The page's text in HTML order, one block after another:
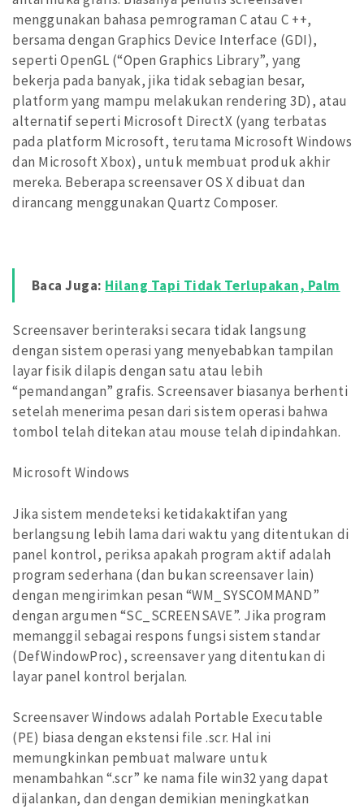
menggunakan bahasa pemrograman C atau C ++,
bersama dengan Graphics Device Interface (GDI),
seperti OpenGL (“Open Graphics Library”, yang
bekerja pada banyak, jika tidak sebagian besar,
platform yang mampu melakukan rendering 3D), atau
alternatif seperti Microsoft DirectX (yang terbatas
pada platform Microsoft, terutama Microsoft Windows
dan Microsoft Xbox), untuk membuat produk akhir
mereka. Beberapa screensaver OS X dibuat dan
dirancang menggunakan Quartz Composer.
Baca Juga: Hilang Tapi Tidak Terlupakan, Palm
Screensaver berinteraksi secara tidak langsung
dengan sistem operasi yang menyebabkan tampilan
layar fisik dilapis dengan satu atau lebih
“pemandangan” grafis. Screensaver biasanya berhenti
setelah menerima pesan dari sistem operasi bahwa
tombol telah ditekan atau mouse telah dipindahkan.
Microsoft Windows
Jika sistem mendeteksi ketidakaktifan yang
berlangsung lebih lama dari waktu yang ditentukan di
panel kontrol, periksa apakah program aktif adalah
program sederhana (dan bukan screensaver lain)
dengan mengirimkan pesan “WM_SYSCOMMAND”
dengan argumen “SC_SCREENSAVE”. Jika program
memanggil sebagai respons fungsi sistem standar
(DefWindowProc), screensaver yang ditentukan di
layar panel kontrol berjalan.
Screensaver Windows adalah Portable Executable
(PE) biasa dengan ekstensi file .scr. Hal ini
memungkinkan pembuat malware untuk
menambahkan “.scr” ke nama file win32 yang dapat
dijalankan, dan dengan demikian meningkatkan